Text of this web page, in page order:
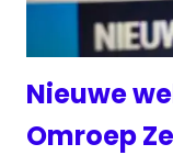
Nieuwe
Omroep